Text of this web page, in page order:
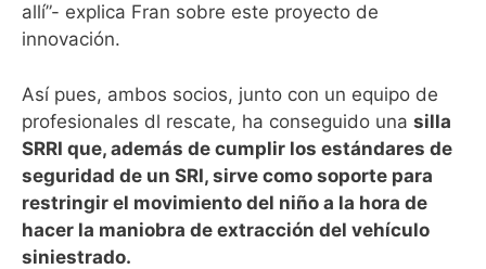
allí”- explica Fran sobre este proyecto de
innovación.
Así pues, ambos socios, junto con un equipo de
profesionales dl rescate, ha conseguido una silla
SRRI que, además de cumplir los estándares de
seguridad de un SRI, sirve como soporte para
restringir el movimiento del niño a la hora de
hacer la maniobra de extracción del vehículo
siniestrado.